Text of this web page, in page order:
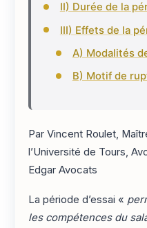
II) Durée de la
III) Effets de la
A) Modalités
B) Motif de
Par Vincent Roulet,
l’Université de Tours,
Edgar Avocats
La période d’essai «
les compétences du